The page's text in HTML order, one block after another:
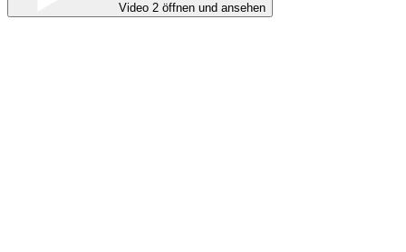
Video 2 öffnen und ansehen